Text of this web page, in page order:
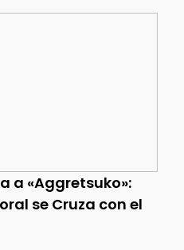
a «Aggretsuko»:
se Cruza con el